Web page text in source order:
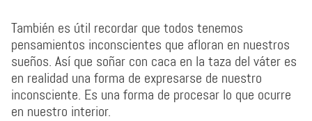
También es útil recordar que todos tenemos
pensamientos inconscientes que afloran en nuestros
sueños. Así que soñar con caca en la taza del váter es
en realidad una forma de expresarse de nuestro
inconsciente. Es una forma de procesar lo que ocurre
en nuestro interior.